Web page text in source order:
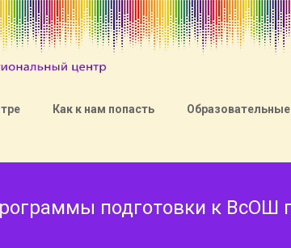
Как к нам попасть
подготовки к ВсОШ